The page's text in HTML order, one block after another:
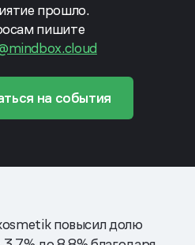
прошло.
пишите
на события
повысил долю